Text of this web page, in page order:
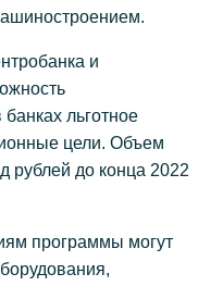
и
льготное
цели. Объем
рублей до конца 2022
программы могут